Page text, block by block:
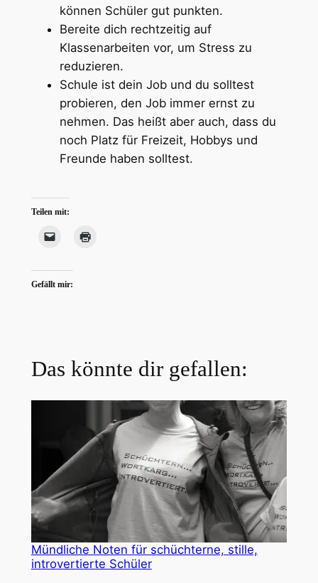
können Schüler gut punkten.
Bereite dich rechtzeitig auf
Klassenarbeiten vor, um Stress zu
reduzieren.
Schule ist dein Job und du solltest
probieren, den Job immer ernst zu
nehmen. Das heißt aber auch, dass du
noch Platz für Freizeit, Hobbys und
Freunde haben solltest.
Teilen mit:
Gefällt mir:
Das könnte dir gefallen:
Mündliche Noten für schüchterne, stille,
introvertierte Schüler